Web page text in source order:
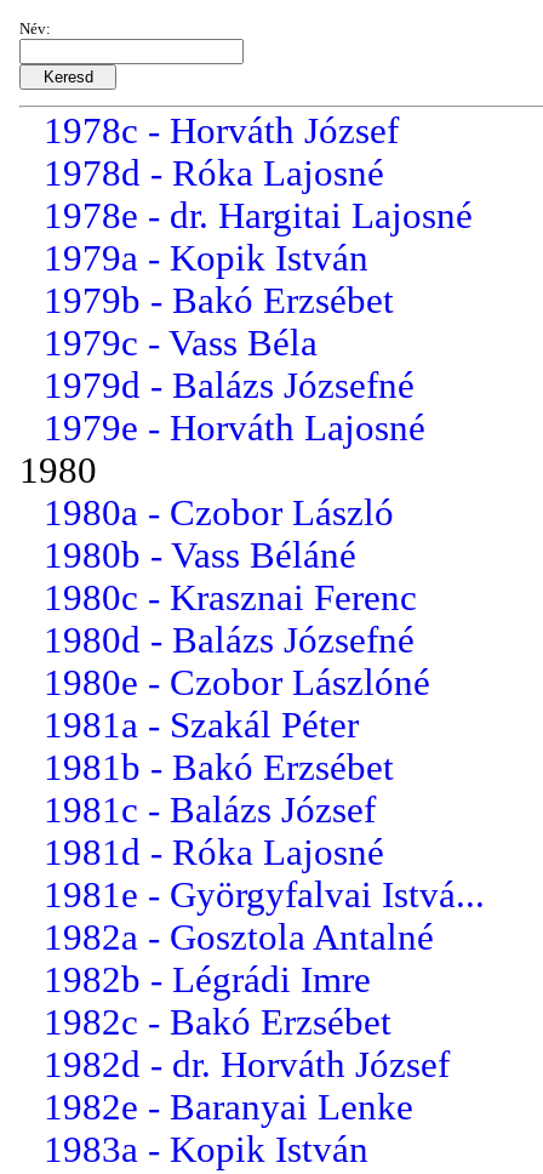
Név:1978a - Baranyai Lenke
1978b - Bödőcs Pál
1978c - Horváth József
1978d - Róka Lajosné
1978e - dr. Hargitai Lajosné
1979a - Kopik István
1979b - Bakó Erzsébet
1979c - Vass Béla
1979d - Balázs Józsefné
1979e - Horváth Lajosné
1980
1980a - Czobor László
1980b - Vass Béláné
1980c - Krasznai Ferenc
1980d - Balázs Józsefné
1980e - Czobor Lászlóné
1981a - Szakál Péter
1981b - Bakó Erzsébet
1981c - Balázs József
1981d - Róka Lajosné
1981e - Györgyfalvai Istvá...
1982a - Gosztola Antalné
1982b - Légrádi Imre
1982c - Bakó Erzsébet
1982d - dr. Horváth József
1982e - Baranyai Lenke
1983a - Kopik István